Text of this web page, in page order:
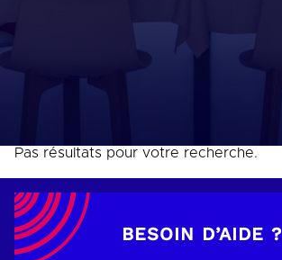
Pas résultats pour votre recherche.
BESOIN D’AIDE ?